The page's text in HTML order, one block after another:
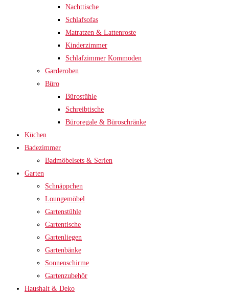
Nachttische
Schlafsofas
Matratzen & Lattenroste
Kinderzimmer
Schlafzimmer Kommoden
Garderoben
Büro
Bürostühle
Schreibtische
Büroregale & Büroschränke
Küchen
Badezimmer
Badmöbelsets & Serien
Garten
Schnäppchen
Loungemöbel
Gartenstühle
Gartentische
Gartenliegen
Gartenbänke
Sonnenschirme
Gartenzubehör
Haushalt & Deko